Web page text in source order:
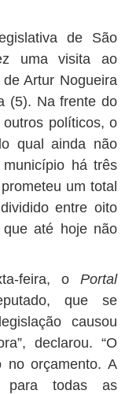
de São
uma visita ao
Artur Nogueira
(5). Na frente do
políticos, o
qual ainda não
há três
um total
entre oito
que até hoje não
feira, o Portal
que se
causou
declarou. “O
no orçamento. A
para todas as